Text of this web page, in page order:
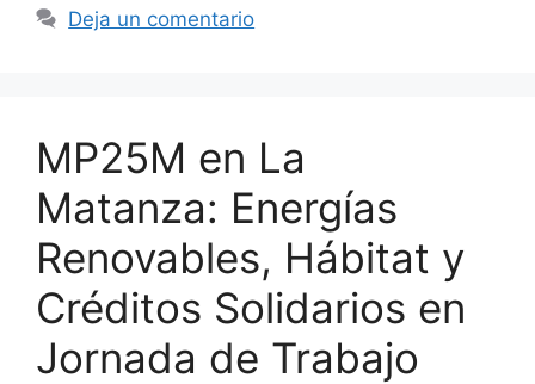
Deja un comentario
MP25M en La
Matanza: Energías
Renovables, Hábitat y
Créditos Solidarios en
Jornada de Trabajo